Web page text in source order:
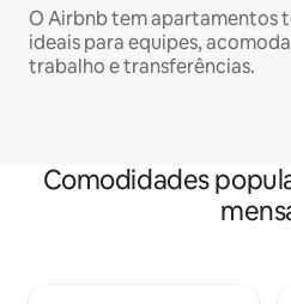
O Airbnb tem apartamentos
ideais para equipes,
trabalho e transferências.
Comodidades